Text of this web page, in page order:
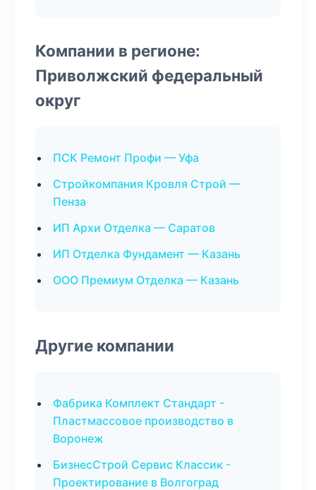
Компании в регионе:
Приволжский федеральный
округ
ПСК Ремонт Профи — Уфа
Стройкомпания Кровля Строй —
Пенза
ИП Архи Отделка — Саратов
ИП Отделка Фундамент — Казань
ООО Премиум Отделка — Казань
Другие компании
Фабрика Комплект Стандарт -
Пластмассовое производство в
Воронеж
БизнесСтрой Сервис Классик -
Проектирование в Волгоград